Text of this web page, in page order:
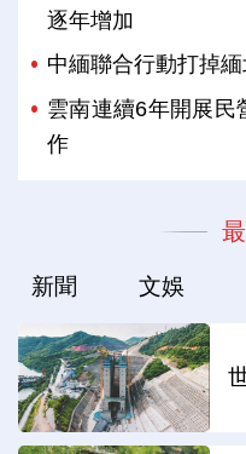
逐年增加
中緬聯合行動打掉
雲南連續6年開展民
作
新聞 文娛